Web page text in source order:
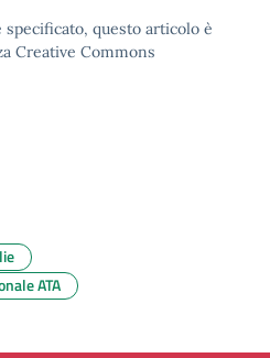
questo articolo è
Creative Commons
ATA